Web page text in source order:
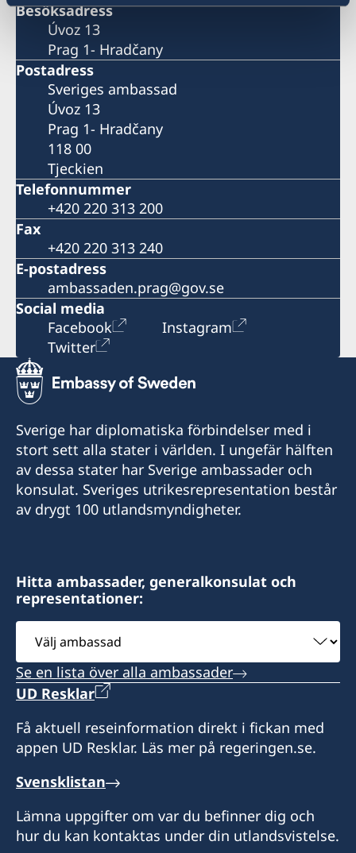
Besöksadress
Úvoz 13
Prag 1- Hradčany
Postadress
Sveriges ambassad
Úvoz 13
Prag 1- Hradčany
118 00
Tjeckien
Telefonnummer
+420 220 313 200
Fax
+420 220 313 240
E-postadress
ambassaden.prag@gov.se
Social media
Facebook
Instagram
Twitter
Sverige har diplomatiska förbindelser med i
stort sett alla stater i världen. I ungefär hälften
av dessa stater har Sverige ambassader och
konsulat. Sveriges utrikesrepresentation består
av drygt 100 utlandsmyndigheter.
Hitta ambassader, generalkonsulat och
representationer:
Välj
ambassad
Se en lista över alla ambassader
UD Resklar
Få aktuell reseinformation direkt i fickan med
appen UD Resklar. Läs mer på regeringen.se.
Svensklistan
Lämna uppgifter om var du befinner dig och
hur du kan kontaktas under din utlandsvistelse.